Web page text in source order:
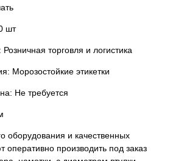
шт
торговля и логистика
Морозостойкие этикетки
Не требуется
оборудования и качественных
оперативно производить под заказ